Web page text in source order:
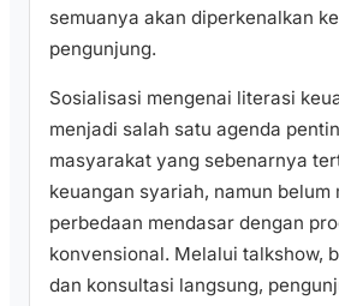
semuanya akan diperkenalkan
pengunjung.
Sosialisasi mengenai literasi
menjadi salah satu agenda
masyarakat yang sebenarnya
keuangan syariah, namun belum
perbedaan mendasar dengan
konvensional. Melalui talkshow,
dan konsultasi langsung,